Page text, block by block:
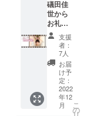
いくために
傾聴スキル
を学ぶカウ
ンセリン
グ、伝わる
テーション
など数多く
が、主
催者側
の管理
のため
に行
なって
おりま
す。 ※
リター
ンは
メール
でお送
礒田佳
世から
お礼動
画をお
送り致
しま
す。 精
一杯の
お礼を
お伝え
させて
いただ
支援
者：
7人
お届
け予
定：
2022
年12
月
こ
の